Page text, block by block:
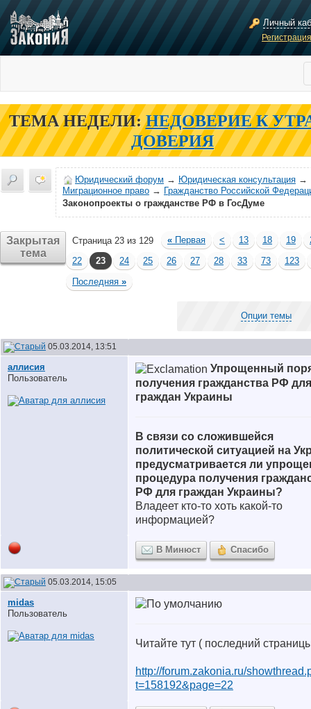
Личный
ТЕМА НЕДЕЛИ: НЕДОВЕРИЕ К
ДОВЕРИЯ
Юридический форум → Юридическая консультация →
Миграционное право → Гражданство Российской
Законопроекты о гражданстве РФ в ГосДуме
Закрытая
тема
Страница 23 из 129 « Первая < 13 18 19
22
23 24 25 26 27 28 33 73
123
Последняя »
Опции темы
05.03.2014, 13:51
аллисия
Пользователь
Упрощенный
получения гражданства РФ для
граждан Украины
В связи со сложившейся
политической ситуацией на
предусматривается ли
процедура получения
РФ для граждан Украины?
Владеет кто-то хоть какой-то
информацией?
В Минюст Спасибо
05.03.2014, 15:05
midas
Пользователь
Читайте тут ( последний
http://forum.zakonia.ru/
t=158192&page=22